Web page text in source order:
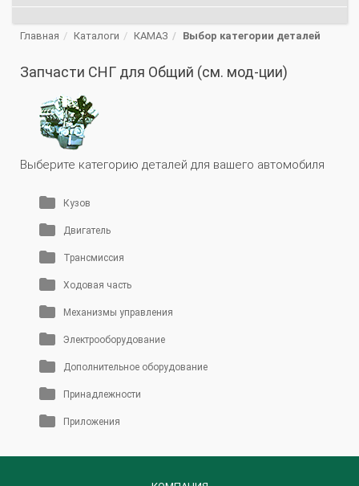
Главная Каталоги КАМАЗ Выбор категории деталей
Запчасти СНГ для Общий (см. мод-ции)
Выберите категорию деталей для вашего автомобиля
Кузов
Двигатель
Трансмиссия
Ходовая часть
Механизмы управления
Электрооборудование
Дополнительное оборудование
Принадлежности
Приложения